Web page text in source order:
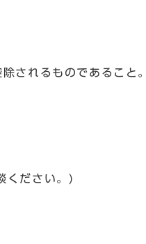
されるものであること。
ください。)